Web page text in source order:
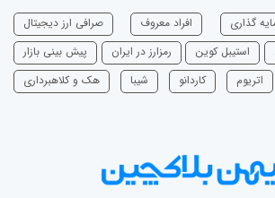
گذاری افراد معروف
صرافی ارز دیجیتال
استیبل کوین رمزارز در ایران
پیش بینی بازار
اتریوم ‌کاردانو شیبا هک و کلاهبرداری